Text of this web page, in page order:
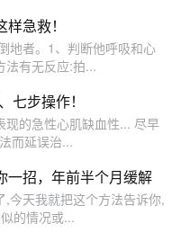
急救！
地者。1、判断他呼吸和心
法有无反应:拍...
七步操作！
现的急性心肌缺血性... 尽早
而延误治...
一招，年前半个月缓解
今天我就把这个方法告诉你,
的情况或...